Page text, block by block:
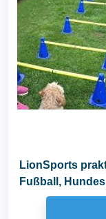
LionSports
Fußball,